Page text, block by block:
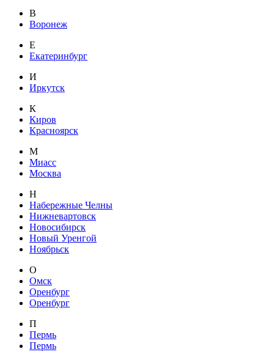
В
Воронеж
Е
Екатеринбург
И
Иркутск
К
Киров
Красноярск
М
Миасс
Москва
Н
Набережные Челны
Нижневартовск
Новосибирск
Новый Уренгой
Ноябрьск
О
Омск
Оренбург
Оренбург
П
Пермь
Пермь